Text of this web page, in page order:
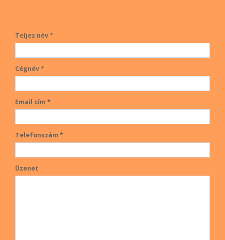
Teljes név *
Cégnév *
Email cím *
Telefonszám *
Üzenet